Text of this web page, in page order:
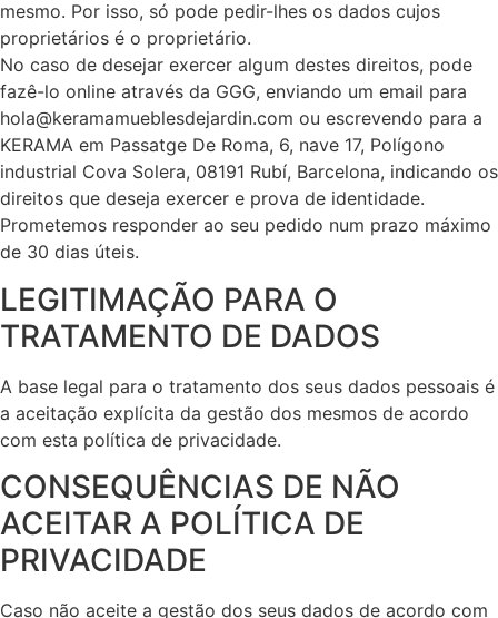
mesmo. Por isso, só pode pedir-lhes os dados cujos
proprietários é o proprietário.
No caso de desejar exercer algum destes direitos, pode
fazê-lo online através da GGG, enviando um email para
hola@keramamueblesdejardin.com ou escrevendo para a
KERAMA em Passatge De Roma, 6, nave 17, Polígono
industrial Cova Solera, 08191 Rubí, Barcelona, indicando os
direitos que deseja exercer e prova de identidade.
Prometemos responder ao seu pedido num prazo máximo
de 30 dias úteis.
LEGITIMAÇÃO PARA O
TRATAMENTO DE DADOS
A base legal para o tratamento dos seus dados pessoais é
a aceitação explícita da gestão dos mesmos de acordo
com esta política de privacidade.
CONSEQUÊNCIAS DE NÃO
ACEITAR A POLÍTICA DE
PRIVACIDADE
Caso não aceite a gestão dos seus dados de acordo com